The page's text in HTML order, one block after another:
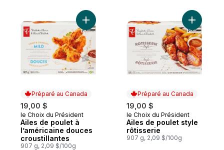
Préparé au Canada
19,00 $
Préparé au Canada
le Choix du Président
Ailes de poulet à
l’américaine douces
croustillantes
907 g, 2,09 $/100g
Ajouter Ailes de poulet à l’américaine
Préparé au Canada
19,00 $
Préparé au Canada
le Choix du Président
Ailes de poulet style
rôtisserie
907 g, 2,09 $/100g
Ajouter